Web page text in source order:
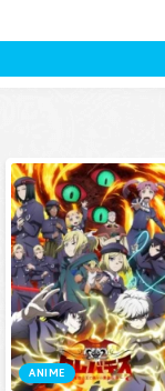
ANIME